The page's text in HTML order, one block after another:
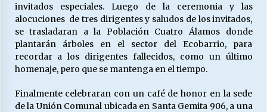
Releyendo la Rerum Novarum a 135 años. “La
cuestión social hoy”.
16/05/2026
S.O.S. a los ricos, Save Our Souls (Salvar
30/04/2026
invitados especiales. Luego de la ceremonia y las
alocuciones de tres dirigentes y saludos de los invitados,
se trasladaran a la Población Cuatro Álamos donde
plantarán árboles en el sector del Ecobarrio, para
recordar a los dirigentes fallecidos, como un último
homenaje, pero que se mantenga en el tiempo.
Finalmente celebraran con un café de honor en la sede
de la Unión Comunal ubicada en Santa Gemita 906, a una